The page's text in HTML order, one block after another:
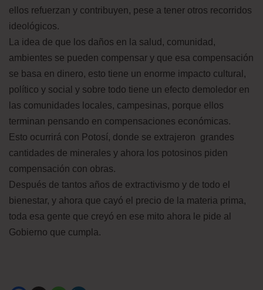
ellos refuerzan y contribuyen, pese a tener otros recorridos
ideológicos.
La idea de que los daños en la salud, comunidad,
ambientes se pueden compensar y que esa compensación
se basa en dinero, esto tiene un enorme impacto cultural,
político y social y sobre todo tiene un efecto demoledor en
las comunidades locales, campesinas, porque ellos
terminan pensando en compensaciones económicas.
Esto ocurrirá con Potosí, donde se extrajeron grandes
cantidades de minerales y ahora los potosinos piden
compensación con obras.
Después de tantos años de extractivismo y de todo el
bienestar, y ahora que cayó el precio de la materia prima,
toda esa gente que creyó en ese mito ahora le pide al
Gobierno que cumpla.